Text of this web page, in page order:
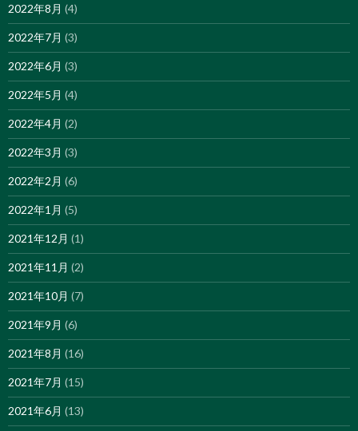
2022年8月 (4)
2022年7月 (3)
2022年6月 (3)
2022年5月 (4)
2022年4月 (2)
2022年3月 (3)
2022年2月 (6)
2022年1月 (5)
2021年12月 (1)
2021年11月 (2)
2021年10月 (7)
2021年9月 (6)
2021年8月 (16)
2021年7月 (15)
2021年6月 (13)